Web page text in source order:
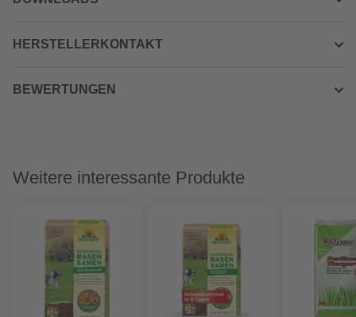
HERSTELLERKONTAKT
BEWERTUNGEN
Weitere interessante Produkte